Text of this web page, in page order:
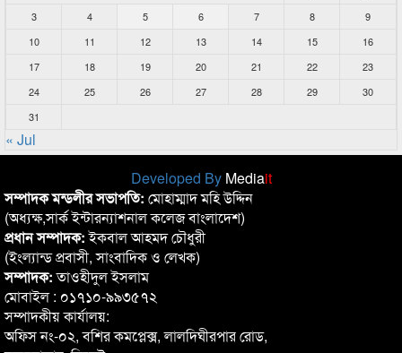
3
4 5 6 7 8
9
10
11 12 13 14 15
16
17
18 19 20 21 22
23
24
25 26 27 28 29
30
31
« Jul
Developed By Mediait
সম্পাদক মন্ডলীর সভাপতি: মোহাম্মাদ মহি উদ্দিন
(অধ্যক্ষ,সার্ক ইন্টারন্যাশনাল কলেজ বাংলাদেশ)
প্রধান সম্পাদক:ইকবাল আহমদ চৌধুরী
(ইংল্যান্ড প্রবাসী, সাংবাদিক ও লেখক)
সম্পাদক:তাওহীদুল ইসলাম
মোবাইল : ০১৭১০-৯৯৩৫৭২
সম্পাদকীয় কার্যালয়:
অফিস নং-০২, বশির কমপ্লেক্স, লালদিঘীরপার রোড,